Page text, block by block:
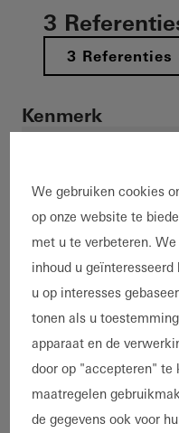
3
3 Referenties
Kenmerk
LEEDDGNBCradle-
Rookbeveiliging
Design en esthetiek
Referentieprojecten
Gebouwtype
Woning
Product
RamenDeuren
We gebruiken cookies
op onze website te
met u te verbeteren.
inhoud u geïnteresseerd
u op interesses
tonen als u
apparaat en de
door op "accepteren" te
maatregelen
de gegevens ook voor